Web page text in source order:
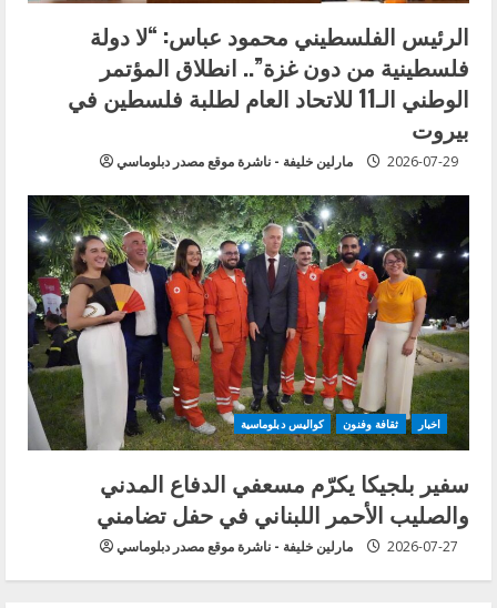
الرئيس الفلسطيني محمود عباس: “لا دولة
فلسطينية من دون غزة”.. انطلاق المؤتمر
الوطني الـ11 للاتحاد العام لطلبة فلسطين في
بيروت
مارلين خليفة - ناشرة موقع مصدر دبلوماسي 2026-07-29
اخبار ثقافة وفنون كواليس دبلوماسية
سفير بلجيكا يكرّم مسعفي الدفاع المدني
والصليب الأحمر اللبناني في حفل تضامني
مارلين خليفة - ناشرة موقع مصدر دبلوماسي 2026-07-27